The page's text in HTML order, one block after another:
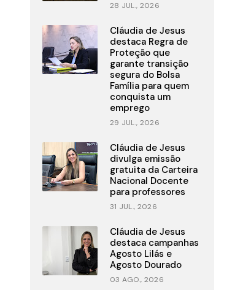
28 JUL., 2026
Cláudia de Jesus
destaca Regra de
Proteção que
garante transição
segura do Bolsa
Família para quem
conquista um
emprego
29 JUL., 2026
Cláudia de Jesus
divulga emissão
gratuita da Carteira
Nacional Docente
para professores
31 JUL., 2026
Cláudia de Jesus
destaca campanhas
Agosto Lilás e
Agosto Dourado
03 AGO., 2026